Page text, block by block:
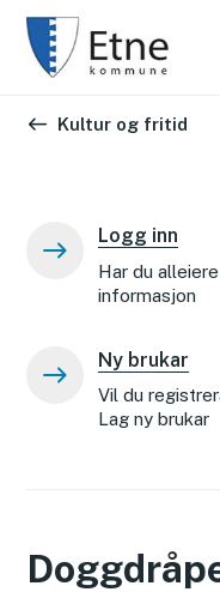
Du er her:
Kultur og fritid
Logg inn
Har du
informasjon
Ny brukar
Vil du
Lag ny brukar